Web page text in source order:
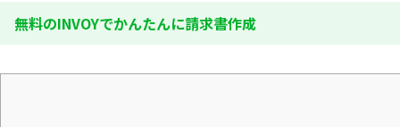
無料のINVOYでかんたんに請求書作成